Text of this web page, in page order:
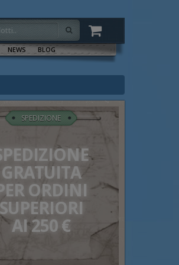
NEWS
BLOG
SPEDIZIONE
GRATUITA
ORDINI
SUPERIORI
AI 250 €